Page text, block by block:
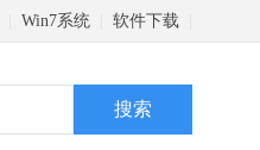
Win7系统 软件下载